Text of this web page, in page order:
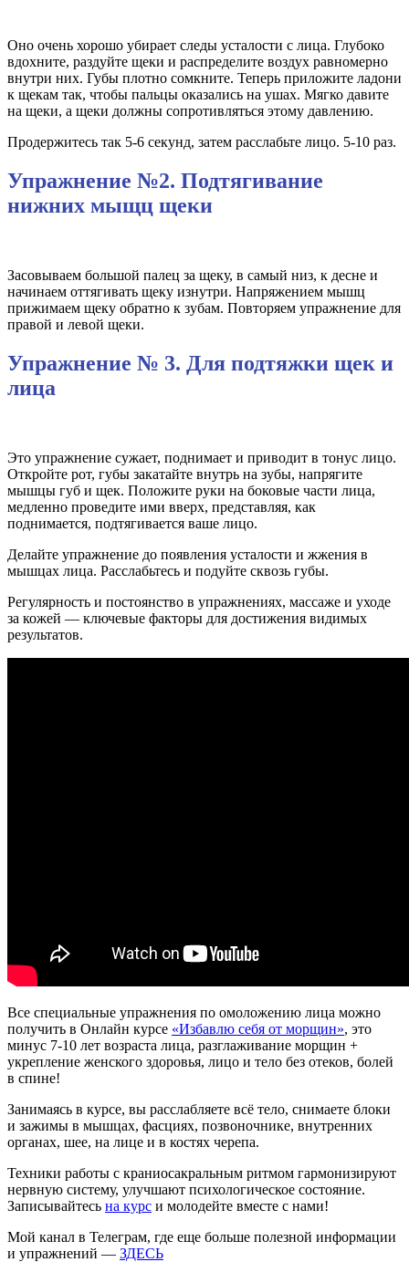
Оно очень хорошо убирает следы усталости с лица. Глубоко
вдохните, раздуйте щеки и распределите воздух равномерно
внутри них. Губы плотно сомкните. Теперь приложите ладони
к щекам так, чтобы пальцы оказались на ушах. Мягко давите
на щеки, а щеки должны сопротивляться этому давлению.
Продержитесь так 5-6 секунд, затем расслабьте лицо. 5-10 раз.
Упражнение №2. Подтягивание
нижних мыщц щеки
Засовываем большой палец за щеку, в самый низ, к десне и
начинаем оттягивать щеку изнутри. Напряжением мышц
прижимаем щеку обратно к зубам. Повторяем упражнение для
правой и левой щеки.
Упражнение № 3. Для подтяжки щек и
лица
Это упражнение сужает, поднимает и приводит в тонус лицо.
Откройте рот, губы закатайте внутрь на зубы, напрягите
мышцы губ и щек. Положите руки на боковые части лица,
медленно проведите ими вверх, представляя, как
поднимается, подтягивается ваше лицо.
Делайте упражнение до появления усталости и жжения в
мышцах лица. Расслабьтесь и подуйте сквозь губы.
Регулярность и постоянство в упражнениях, массаже и уходе
за кожей — ключевые факторы для достижения видимых
результатов.
Все специальные упражнения по омоложению лица можно
получить в Онлайн курсе «Избавлю себя от морщин», это
минус 7-10 лет возраста лица, разглаживание морщин +
укрепление женского здоровья, лицо и тело без отеков, болей
в спине!
Занимаясь в курсе, вы расслабляете всё тело, снимаете блоки
и зажимы в мышцах, фасциях, позвоночнике, внутренних
органах, шее, на лице и в костях черепа.
Техники работы с краниосакральным ритмом гармонизируют
нервную систему, улучшают психологическое состояние.
Записывайтесь на курс и молодейте вместе с нами!
Мой канал в Телеграм, где еще больше полезной информации
и упражнений — ЗДЕСЬ